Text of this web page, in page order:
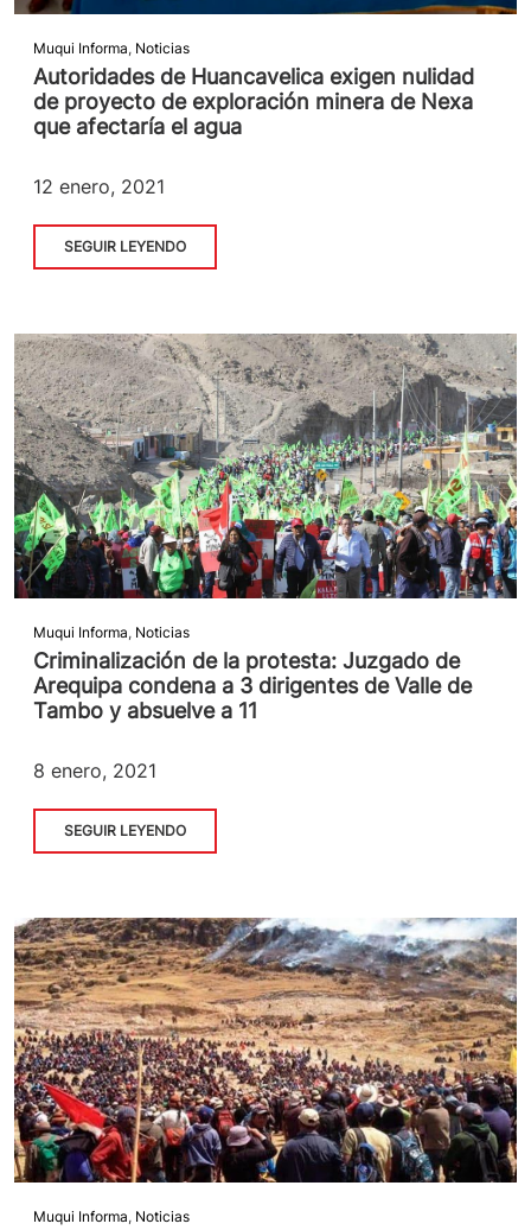
Muqui Informa, Noticias
Autoridades de Huancavelica exigen nulidad
de proyecto de exploración minera de Nexa
que afectaría el agua
12 enero, 2021
SEGUIR LEYENDO
Muqui Informa, Noticias
Criminalización de la protesta: Juzgado de
Arequipa condena a 3 dirigentes de Valle de
Tambo y absuelve a 11
8 enero, 2021
SEGUIR LEYENDO
Muqui Informa, Noticias